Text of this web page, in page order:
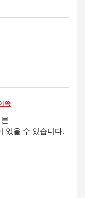
쪽
있을 수 있습니다.